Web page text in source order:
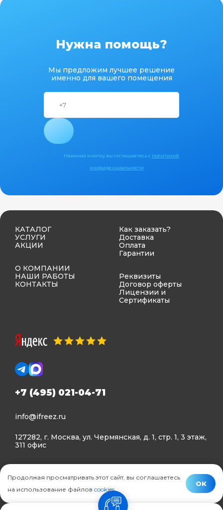
Нужна помощь?
Мы предложим лучшее решение
именно для вашего помещения
Нажимая кнопку вы соглашаетесь с политикой
конфиденциальности
КАТАЛОГ
УСЛУГИ
АКЦИИ
О КОМПАНИИ
НАШИ РАБОТЫ
КОНТАКТЫ
Как заказать?
Доставка
Оплата
Гарантии
Реквизиты
Договор оферты
Лицензии и
Сертификаты
+7 (495) 021-04-71
info@ifreez.ru
127282, г. Москва, ул. Чермянская, д. 1, стр. 1, 3 этаж,
311 офис
Политика конфиденциальности
© Ifreez - продажа и установка климатической техники,
Продолжая просматривать этот сайт, вы соглашаетесь
на использование файлов cookies.
ОК